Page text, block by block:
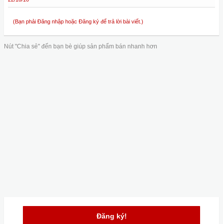
(Bạn phải Đăng nhập hoặc Đăng ký để trả lời bài viết.)
Nút "Chia sẻ" đến bạn bè giúp sản phẩm bán nhanh hơn
Đăng ký!